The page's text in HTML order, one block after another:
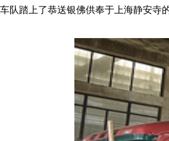
车队踏上了恭送银佛供奉于上海静安寺